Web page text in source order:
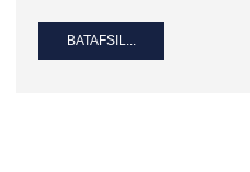
BATAFSIL...